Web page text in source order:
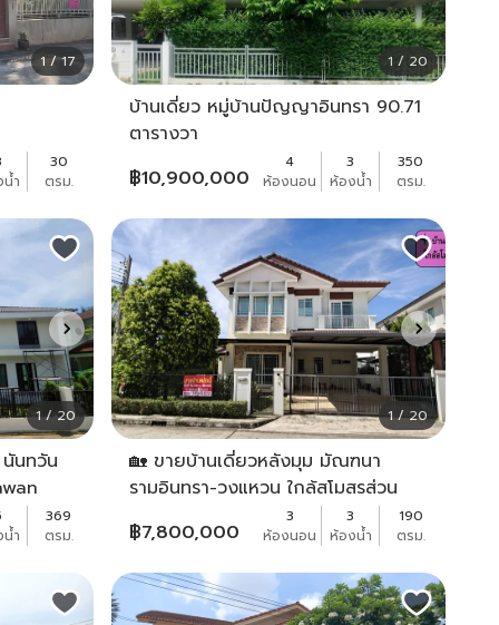
1 / 17
ำ
30
ตรม.
1 / 20
บ้านเดี่ยว หมู่บ้านปัญญาอินทรา 90.71
ตารางวา
฿10,900,000
4
ห้องนอน
3
ห้องน้ำ
350
ตรม.
1 / 20
นันทวัน
หลังริม
ำ
369
ตรม.
1 / 20
🏡 ขายบ้านเดี่ยวหลังมุม มัณฑนา
รามอินทรา-วงแหวน ใกล้สโมสรส่วน
กลาง ใกล้แฟชั่นไอส์แลนด์ ใกล้รถไฟฟ้า
สายสีชมพู สถานีวงแหวนรามอินทรา
฿7,800,000
3
ห้องนอน
3
ห้องน้ำ
190
ตรม.